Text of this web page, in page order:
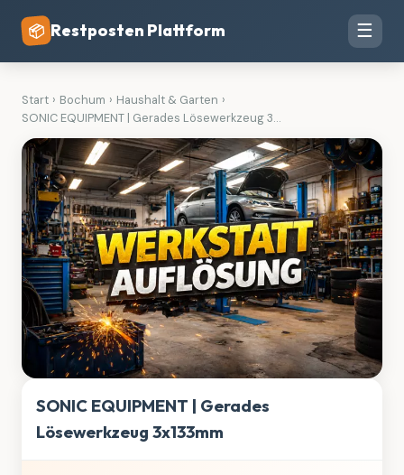
📦 Restposten Plattform ☰
Start › Bochum › Haushalt & Garten ›
SONIC EQUIPMENT | Gerades Lösewerkzeug 3...
SONIC EQUIPMENT | Gerades
Lösewerkzeug 3x133mm